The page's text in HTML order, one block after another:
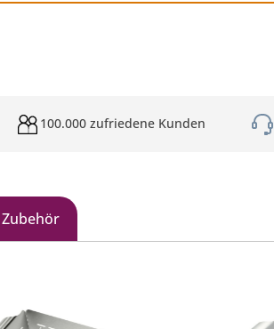
100.000 zufriedene Kunden
Zubehör